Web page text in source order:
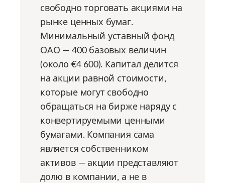
свободно торговать акциями на
рынке ценных бумаг.
Минимальный уставный фонд
ОАО — 400 базовых величин
(около €4 600). Капитал делится
на акции равной стоимости,
которые могут свободно
обращаться на бирже наряду с
конвертируемыми ценными
бумагами. Компания сама
является собственником
активов — акции представляют
долю в компании, а не в